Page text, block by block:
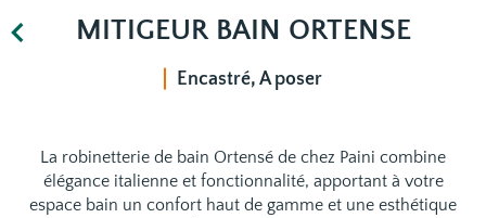
MITIGEUR BAIN ORTENSE
Encastré, A poser
La robinetterie de bain Ortensé de chez Paini combine
élégance italienne et fonctionnalité, apportant à votre
espace bain un confort haut de gamme et une esthétique